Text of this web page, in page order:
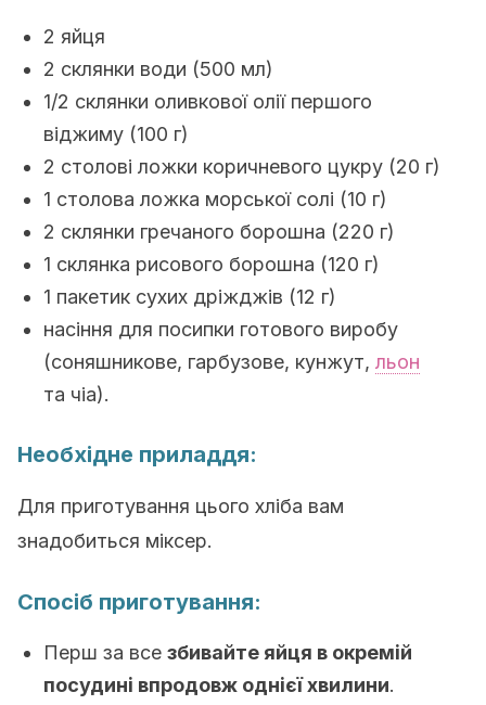
2 яйця
2 склянки води (500 мл)
1/2 склянки оливкової олії першого
віджиму (100 г)
2 столові ложки коричневого цукру (20 г)
1 столова ложка морської солі (10 г)
2 склянки гречаного борошна (220 г)
1 склянка рисового борошна (120 г)
1 пакетик сухих дріжджів (12 г)
насіння для посипки готового виробу
(соняшникове, гарбузове, кунжут, льон
та чіа).
Необхідне приладдя:
Для приготування цього хліба вам
знадобиться міксер.
Спосіб приготування:
Перш за все збивайте яйця в окремій
посудині впродовж однієї хвилини.